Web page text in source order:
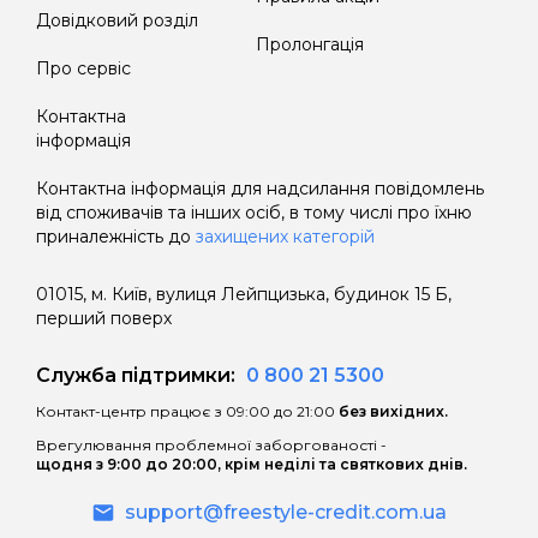
кредиту.
Користування споживачем сумою
наданого кредиту після закінчення
Дисконтного періоду кредитування має
• витрати споживача за користування
Кредитом зростають внаслідок
Кредитом після закінчення Дисконтного
періоду кредитування за процентною
ставкою, що вказана в договорі;
• витрати споживача за Дисконтний період
кредитування можуть зрости внаслідок
застосування правил розрахунку грошових
зобов’язань споживача по сплаті процентів
за користування Кредитом відповідно до
Довідковий розділ
Про сервіс
Контактна
інформація
Пролонгація
Контактна інформація для надсилання повідомлень
від споживачів та інших осіб, в тому числі про їхню
приналежність до захищених категорій
01015, м. Київ, вулиця Лейпцизька, будинок 15 Б,
перший поверх
Служба підтримки: 0 800 21 5300
Контакт-центр працює з 09:00 до 21:00 без вихідних.
Врегулювання проблемної заборгованості -
щодня з 9:00 до 20:00, крім неділі та святкових днів.
support@freestyle-credit.com.ua